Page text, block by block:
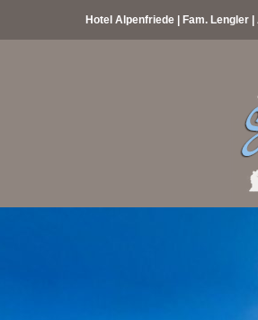
Hotel Alpenfriede | Fam. Lengler